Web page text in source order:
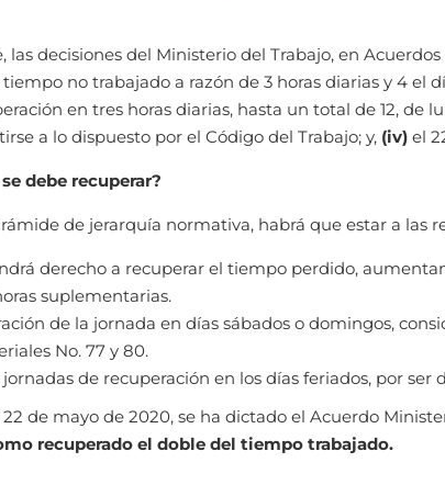
decisiones del Ministerio del Trabajo, en Acuerdos
no trabajado a razón de 3 horas diarias y 4 el
en tres horas diarias, hasta un total de 12, de
a lo dispuesto por el Código del Trabajo; y, (iv) el
debe recuperar?
de jerarquía normativa, habrá que estar a las
derecho a recuperar el tiempo perdido,
suplementarias.
de la jornada en días sábados o domingos,
No. 77 y 80.
de recuperación en los días feriados, por
de mayo de 2020, se ha dictado el Acuerdo
recuperado el doble del tiempo trabajado.